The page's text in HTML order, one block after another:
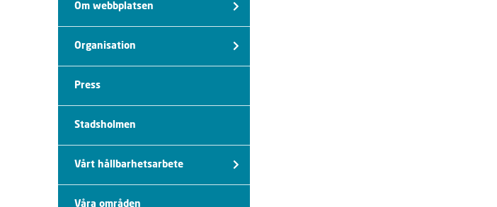
Om webbplatsen
Organisation
Press
Stadsholmen
Vårt hållbarhetsarbete
Våra områden